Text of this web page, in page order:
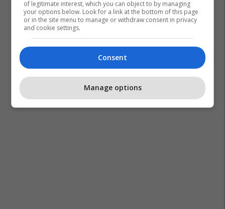
of legitimate interest, which you can object to by managing
your options below. Look for a link at the bottom of this page
or in the site menu to manage or withdraw consent in privacy
and cookie settings.
Consent
Manage options